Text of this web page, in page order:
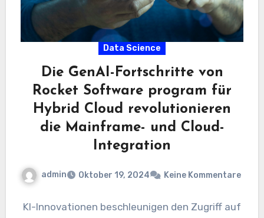
Data Science
Die GenAI-Fortschritte von
Rocket Software program für
Hybrid Cloud revolutionieren
die Mainframe- und Cloud-
Integration
admin Oktober 19, 2024 Keine Kommentare
KI-Innovationen beschleunigen den Zugriff auf